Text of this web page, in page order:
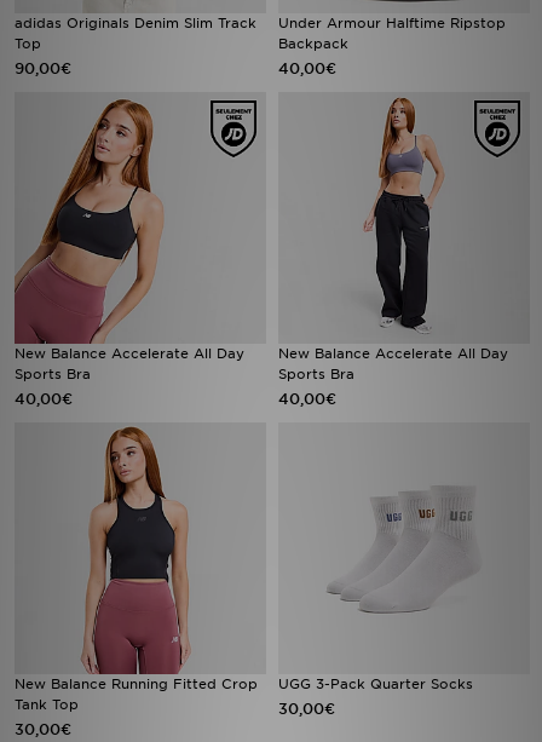
adidas Originals Denim Slim Track
Top
90,00€
Under Armour Halftime Ripstop
Backpack
40,00€
New Balance Accelerate All Day
Sports Bra
40,00€
New Balance Accelerate All Day
Sports Bra
40,00€
New Balance Running Fitted Crop
Tank Top
30,00€
UGG 3-Pack Quarter Socks
30,00€